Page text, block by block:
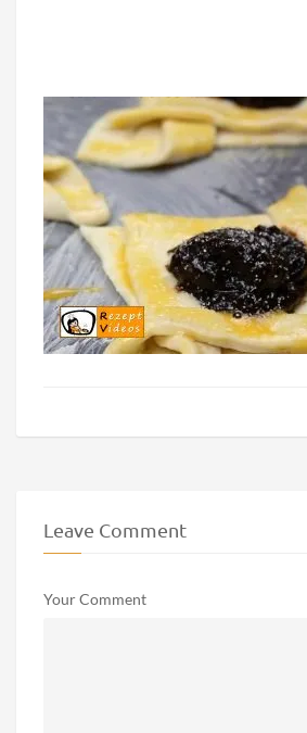
Leave Comment
Your Comment